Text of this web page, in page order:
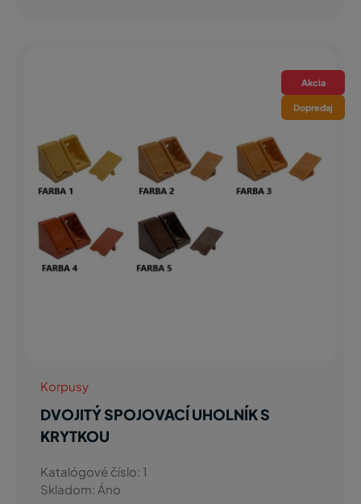
Akcia
Dopredaj
Korpusy
DVOJITÝ SPOJOVACÍ UHOLNÍK S
KRYTKOU
Katalógové číslo: 1
Skladom: Áno